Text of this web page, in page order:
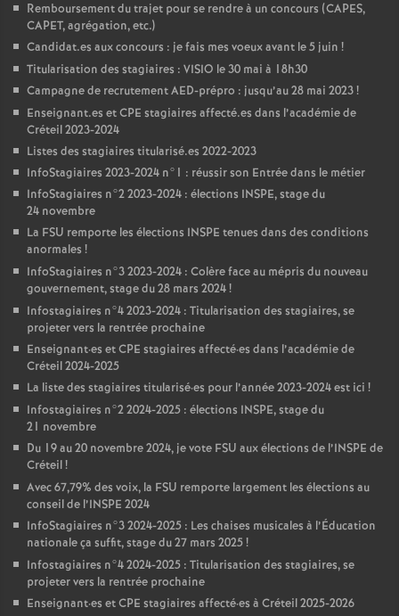
Remboursement du trajet pour se rendre à un concours (CAPES,
CAPET, agrégation, etc.)
Candidat.es aux concours : je fais mes voeux avant le 5 juin !
Titularisation des stagiaires : VISIO le 30 mai à 18h30
Campagne de recrutementAED-prépro : jusqu’au 28 mai 2023!
Enseignant.es etCPE stagiaires affecté.es dans l’académie de
Créteil 2023-2024
Listes des stagiaires titularisé.es 2022-2023
InfoStagiaires 2023-2024 n°1 : réussir son Entrée dans le métier
InfoStagiaires n°2 2023-2024 : élections INSPE, stage du
24 novembre
La FSU remporte les élections INSPE tenues dans des conditions
anormales !
InfoStagiaires n°3 2023-2024 : Colère face au mépris du nouveau
gouvernement, stage du 28 mars 2024!
Infostagiaires n°4 2023-2024 : Titularisation des stagiaires, se
projeter vers la rentrée prochaine
Enseignant·es etCPE stagiaires affecté·es dans l’académie de
Créteil 2024-2025
La liste des stagiaires titularisé·es pour l’année 2023-2024 est ici !
Infostagiaires n°2 2024-2025 : élections INSPE, stage du
21 novembre
Du 19 au 20 novembre 2024, je vote FSU aux élections de l’INSPE de
Créteil!
Avec 67,79% des voix, la FSU remporte largement les élections au
conseil de l’INSPE 2024
InfoStagiaires n°3 2024-2025 : Les chaises musicales à l’Éducation
nationale ça suffit, stage du 27 mars 2025!
Infostagiaires n°4 2024-2025 : Titularisation des stagiaires, se
projeter vers la rentrée prochaine
Enseignant·es etCPE stagiaires affecté·es à Créteil 2025-2026